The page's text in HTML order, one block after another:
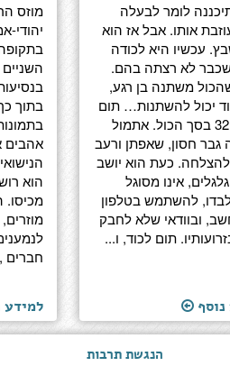
לומר לבעלה
אותו. אבל אז הוא
עכשיו היא לכודה
לא רצתה בהם.
משתנה בן רגע,
יכול להשתנות… תום
הוא בן 32 בסך הכול. אתמול
גבר חסון, שאפתן ורעב
כעת הוא יושב
אינו מסוגל
להשתמש בטלפון
ובוודאי שלא לחבק
תום לכוד, ו...
מוזס
יהודי-
בתוך
אהבים
הוא
מכיסו.
חברים
למידע
הנגשת תרבות